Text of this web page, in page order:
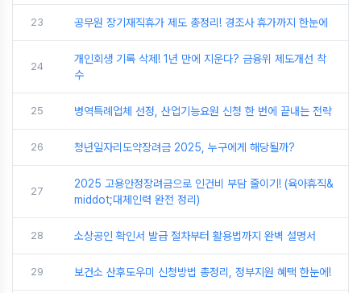
23 공무원 장기재직휴가 제도 총정리! 경조사 휴가까지 한눈에
24
개인회생 기록 삭제! 1년 만에 지운다? 금융위 제도개선 착
수
25 병역특례업체 선정, 산업기능요원 신청 한 번에 끝내는 전략
26 청년일자리도약장려금 2025, 누구에게 해당될까?
27
2025 고용안정장려금으로 인건비 부담 줄이기! (육아휴직&
middot;대체인력 완전 정리)
28 소상공인 확인서 발급 절차부터 활용법까지 완벽 설명서
29 보건소 산후도우미 신청방법 총정리, 정부지원 혜택 한눈에!